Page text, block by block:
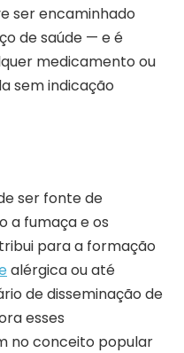
ser encaminhado
de saúde — e é
medicamento ou
sem indicação
ser fonte de
a fumaça e os
para a formação
alérgica ou até
de disseminação de
esses
no conceito popular